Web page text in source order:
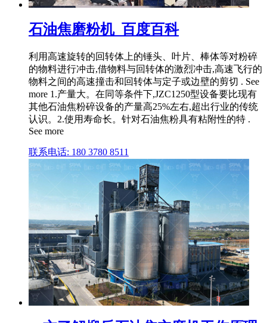
石油焦磨粉机_百度百科
利用高速旋转的回转体上的锤头、叶片、棒体等对粉碎
的物料进行冲击,借物料与回转体的激烈冲击,高速飞行的
物料之间的高速撞击和回转体与定子或边壁的剪切 . See
more 1.产量大。在同等条件下,JZC1250型设备要比现有
其他石油焦粉碎设备的产量高25%左右,超出行业的传统
认识。2.使用寿命长。针对石油焦粉具有粘附性的特 .
See more
联系电话: 180 3780 8511